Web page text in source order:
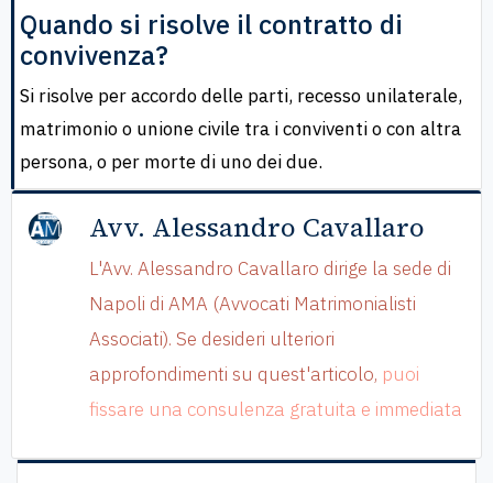
Quando si risolve il contratto di
convivenza?
Si risolve per accordo delle parti, recesso unilaterale,
matrimonio o unione civile tra i conviventi o con altra
persona, o per morte di uno dei due.
Avv. Alessandro Cavallaro
L'Avv. Alessandro Cavallaro dirige la sede di
Napoli di AMA (Avvocati Matrimonialisti
Associati). Se desideri ulteriori
approfondimenti su quest'articolo, puoi
fissare una consulenza gratuita e immediata